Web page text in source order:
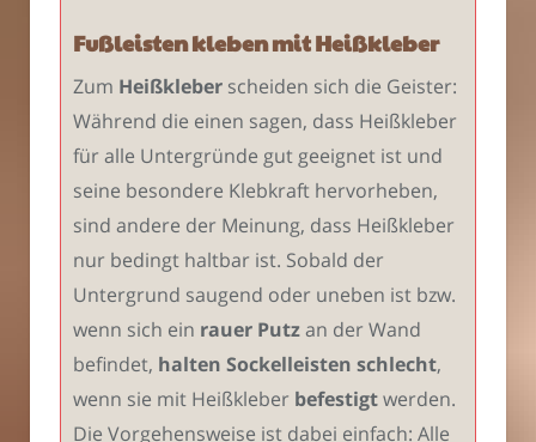
Fußleisten kleben mit Heißkleber
Zum Heißkleber scheiden sich die Geister:
Während die einen sagen, dass Heißkleber
für alle Untergründe gut geeignet ist und
seine besondere Klebkraft hervorheben,
sind andere der Meinung, dass Heißkleber
nur bedingt haltbar ist. Sobald der
Untergrund saugend oder uneben ist bzw.
wenn sich ein rauer Putzan der Wand
befindet, halten Sockelleisten schlecht,
wenn sie mit Heißkleber befestigtwerden.
Die Vorgehensweise ist dabei einfach: Alle